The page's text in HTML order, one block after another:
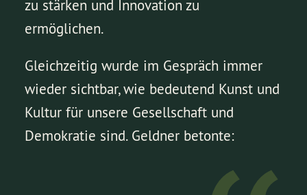
zu stärken und Innovation zu
ermöglichen.
Gleichzeitig wurde im Gespräch immer
wieder sichtbar, wie bedeutend Kunst und
Kultur für unsere Gesellschaft und
Demokratie sind. Geldner betonte: